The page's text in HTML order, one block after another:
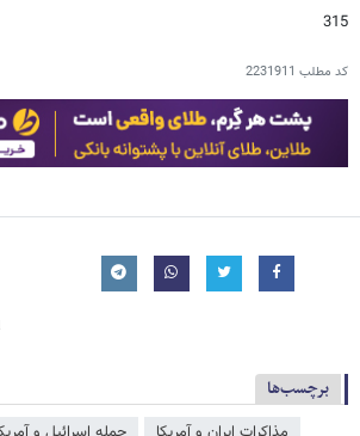
315
کد مطلب 2231911
برچسب‌ها